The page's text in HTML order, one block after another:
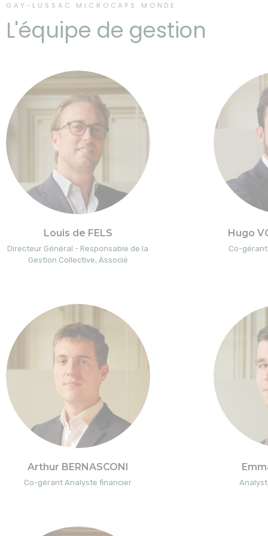
GAY-LUSSAC MICROCAPS MONDE
L'équipe de gestion
Louis de FELS
Directeur Général - Responsable de la
Gestion Collective, Associé
Hugo
Co-
Arthur BERNASCONI
Co-gérant Analyste financier